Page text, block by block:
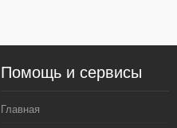
Помощь и сервисы
Главная